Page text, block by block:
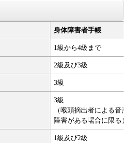
身体障害者手帳
1級から4級まで
2級及び3級
3級
3級
（喉頭摘出者による音
障害がある場合に限る
1級及び2級